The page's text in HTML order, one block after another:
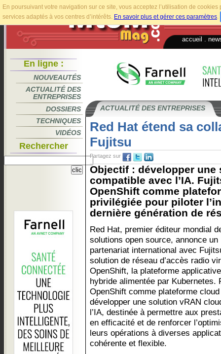
En poursuivant votre navigation sur ce site, vous acceptez l’utilisation de
services adaptés à vos centres d’intérêts. En savoir plus et gérer ces paramètres.
accueil
En ligne :
NOUVEAUTÉS
ACTUALITÉ DES
ENTREPRISES
DOSSIERS
TECHNIQUES
VIDÉOS
Rechercher
ACTUALITÉ DES ENTREPRISES
Red Hat étend sa
Fujitsu
Partagez sur
Objectif : développer une
compatible avec l’IA.
OpenShift comme
privilégiée pour piloter
dernière génération de
Red Hat, premier éditeur mondial
solutions open source, annonce un
partenariat international avec
solution de réseau d’accès radio
OpenShift, la plateforme
hybride alimentée par Kubernetes.
OpenShift comme plateforme
développer une solution vRAN
l’IA, destinée à permettre aux
en efficacité et de renforcer
leurs opérations à diverses
cohérente et flexible.